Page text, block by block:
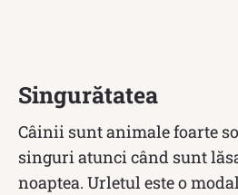
Singurătatea
Câinii sunt animale foarte
singuri atunci când sunt
noaptea. Urletul este o